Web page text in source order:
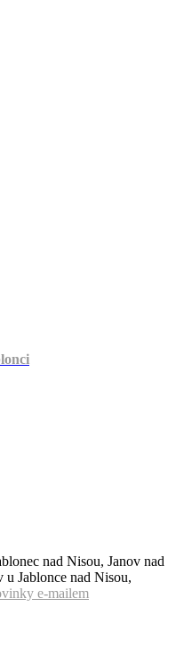
nad Nisou, Janov nad
Jablonce nad Nisou,
e-mailem